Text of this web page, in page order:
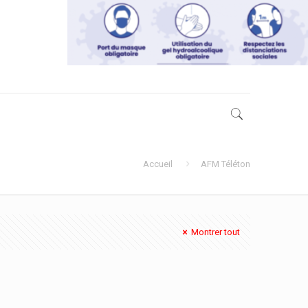
Accueil AFM Téléton
Montrer tout